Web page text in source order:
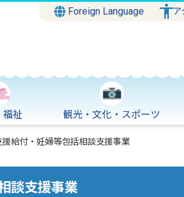
Foreign Language ア
福祉 観光・文化・スポーツ
給付・妊婦等包括相談支援事業
談支援事業